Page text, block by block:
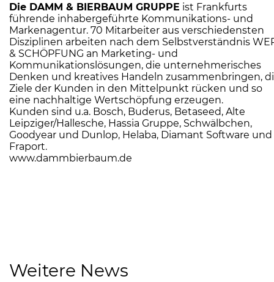
Die DAMM & BIERBAUM GRUPPE ist Frankfurts
führende inhabergeführte Kommunikations- und
Markenagentur. 70 Mitarbeiter aus verschiedensten
Disziplinen arbeiten nach dem Selbstverständnis
& SCHÖPFUNG an Marketing- und
Kommunikationslösungen, die unternehmerisches
Denken und kreatives Handeln zusammenbringen,
Ziele der Kunden in den Mittelpunkt rücken und so
eine nachhaltige Wertschöpfung erzeugen.
Kunden sind u.a. Bosch, Buderus, Betaseed, Alte
Leipziger/Hallesche, Hassia Gruppe, Schwälbchen,
Goodyear und Dunlop, Helaba, Diamant Software und
Fraport.
www.dammbierbaum.de
Weitere News